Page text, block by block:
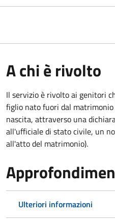
A chi è rivolto
Il servizio è rivolto ai genitori
figlio nato fuori dal
nascita, attraverso una
all'ufficiale di stato civile, un
all'atto del matrimonio).
Ulteriori informazioni